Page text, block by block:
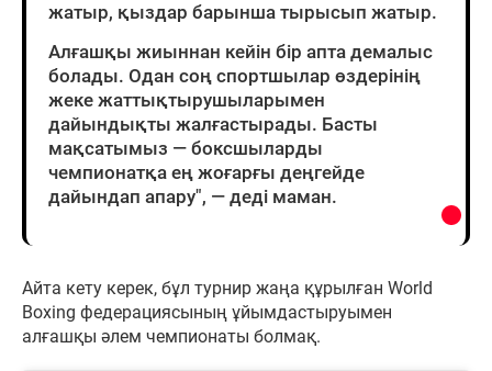
жатыр, қыздар барынша тырысып жатыр.
Алғашқы жиыннан кейін бір апта демалыс
болады. Одан соң спортшылар өздерінің
жеке жаттықтырушыларымен
дайындықты жалғастырады. Басты
мақсатымыз — боксшыларды
чемпионатқа ең жоғарғы деңгейде
дайындап апару", — деді маман.
Айта кету керек, бұл турнир жаңа құрылған World
Boxing федерациясының ұйымдастыруымен
алғашқы әлем чемпионаты болмақ.